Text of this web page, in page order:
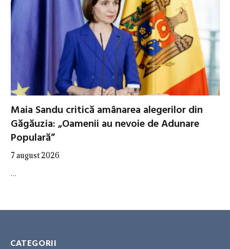
Maia Sandu critică amânarea alegerilor din
Găgăuzia: „Oamenii au nevoie de Adunare
Populară”
7 august 2026
…
CATEGORII